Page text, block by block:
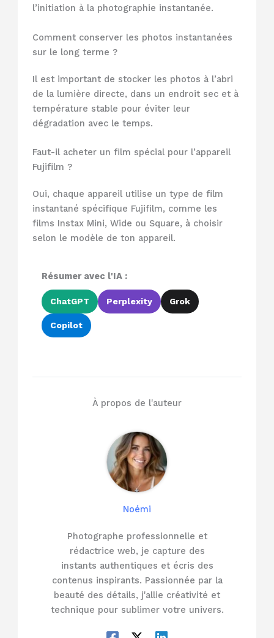
l’initiation à la photographie instantanée.
Comment conserver les photos instantanées
sur le long terme ?
Il est important de stocker les photos à l’abri
de la lumière directe, dans un endroit sec et à
température stable pour éviter leur
dégradation avec le temps.
Faut-il acheter un film spécial pour l’appareil
Fujifilm ?
Oui, chaque appareil utilise un type de film
instantané spécifique Fujifilm, comme les
films Instax Mini, Wide ou Square, à choisir
selon le modèle de ton appareil.
Résumer avec l'IA :
ChatGPT Perplexity Grok
Copilot
À propos de l'auteur
Noémi
Photographe professionnelle et
rédactrice web, je capture des
instants authentiques et écris des
contenus inspirants. Passionnée par la
beauté des détails, j'allie créativité et
technique pour sublimer votre univers.